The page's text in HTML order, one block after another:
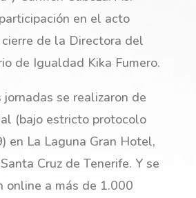
en el acto
de la Directora del
de Igualdad Kika Fumero.
jornadas se realizaron de
(bajo estricto protocolo
en La Laguna Gran Hotel,
Cruz de Tenerife. Y se
online a más de 1.000